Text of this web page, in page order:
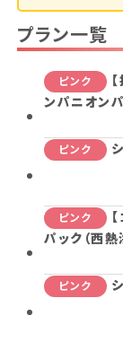
プラン一覧
ピンク
ンパニオン
ピンク
ピンク
パック（西熱
ピンク